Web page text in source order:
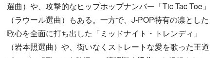
選曲）や、攻撃的なヒップホップナンバー「Tic Tac Toe」
（ラウール選曲）もある。一方で、J-POP特有の凛とした
歌心を全面に打ち出した「ミッドナイト・トレンディ」
（岩本照選曲）や、衒いなくストレートな愛を歌った王道